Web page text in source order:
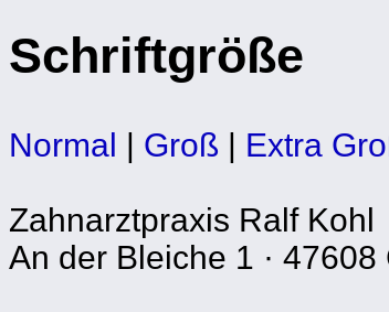
Schriftgröße
Normal | Groß | Extra
Zahnarztpraxis Ralf Kohl
An der Bleiche 1 ·